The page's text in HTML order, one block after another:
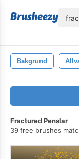
Bakgrund
Fractured Penslar
39 free brushes